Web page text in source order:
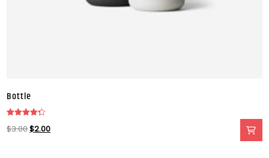
Bottle
en4.33de
$3.00$2.00